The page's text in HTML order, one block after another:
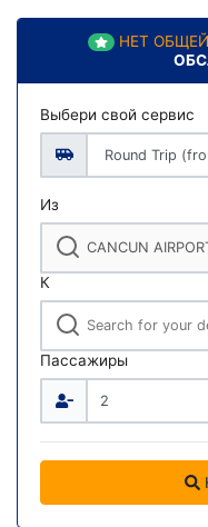
НЕТ
Выбери свой сервис
Из
К
Пассажиры